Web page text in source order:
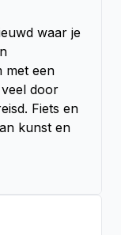
waar je
met een
door
Fiets en
kunst en